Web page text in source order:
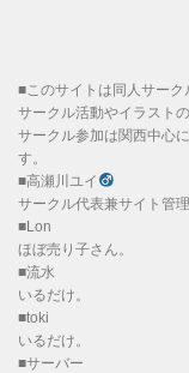
■このサイトは同人サーク
サークル活動やイラスト
サークル参加は関西中心
す。
■高瀬川ユイ
サークル代表兼サイト管
■Lon
ほぼ売り子さん。
■流水
いるだけ。
■toki
いるだけ。
■サーバー